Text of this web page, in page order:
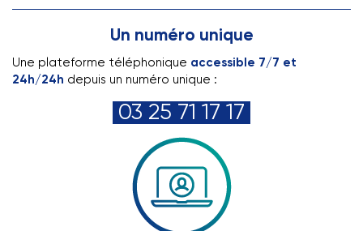
Un numéro unique
Une plateforme téléphonique accessible 7/7 et
24h/24h depuis un numéro unique :
03 25 71 17 17